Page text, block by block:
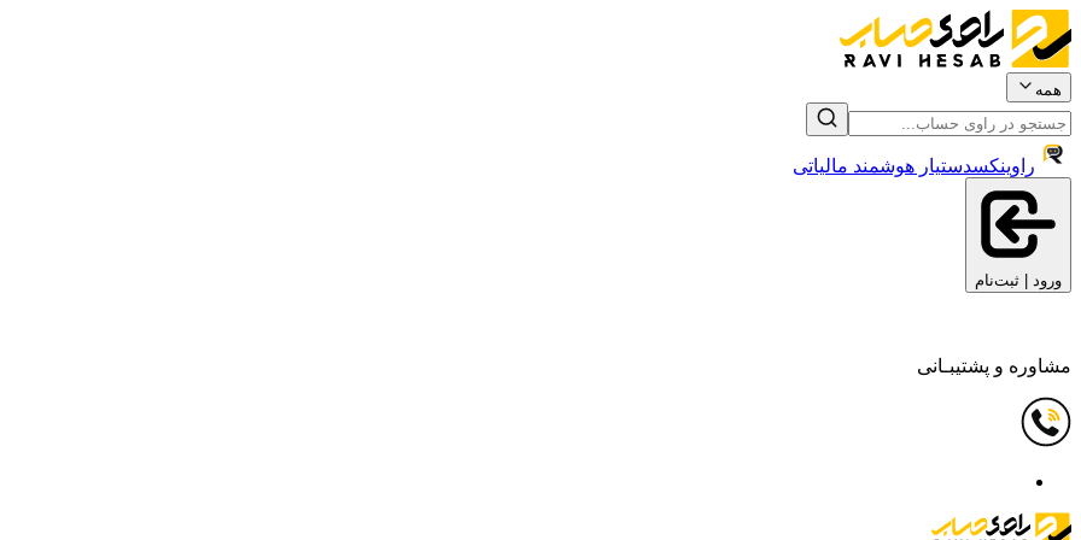
همه
راوینکسدستیار هوشمند مالیاتی
ورود | ثبت‌نام
مشاوره و پشتیبـانی